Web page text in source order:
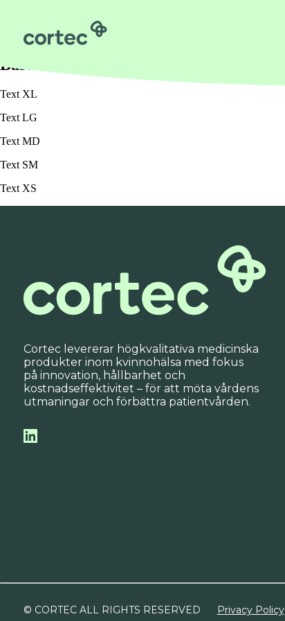
Förlossning
Gynekologi
Kirurgi
Om oss
Hållbarhet
Kontakta oss
Welcome to Barebones
Base Font /
Text XL
Text LG
Text MD
Text SM
Text XS
Cortec levererar högkvalitativa medicinska
produkter inom kvinnohälsa med fokus
på innovation, hållbarhet och
kostnadseffektivitet – för att möta vårdens
utmaningar och förbättra patientvården.
© CORTEC ALL RIGHTS RESERVED Privacy Policy